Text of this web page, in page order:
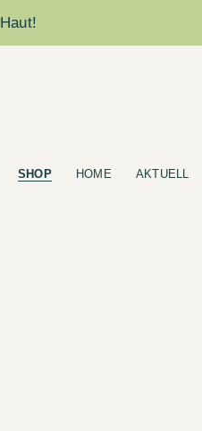
SHOP HOME AKTUELL